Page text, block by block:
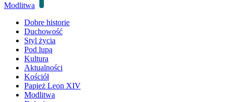
Modlitwa
Dobre historie
Duchowość
Styl życia
Pod lupą
Kultura
Aktualności
Kościół
Papież Leon XIV
Modlitwa